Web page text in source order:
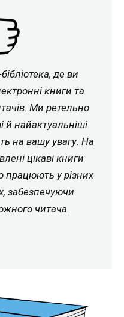
де ви
книги та
Ми ретельно
й найактуальніші
на вашу увагу. На
цікаві книги
працюють у різних
забезпечуючи
читача.